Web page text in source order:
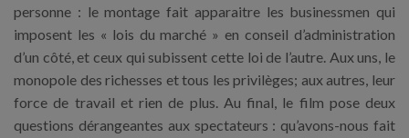
personne : le montage fait apparaitre les businessmen qui
imposent les « lois du marché » en conseil d’administration
d’un côté, et ceux qui subissent cette loi de l’autre. Aux uns, le
monopole des richesses et tous les privilèges; aux autres, leur
force de travail et rien de plus. Au final, le film pose deux
questions dérangeantes aux spectateurs : qu’avons-nous fait